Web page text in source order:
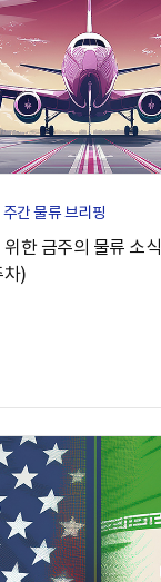
주간 물류 브리핑
한 금주의 물류 소식
차)